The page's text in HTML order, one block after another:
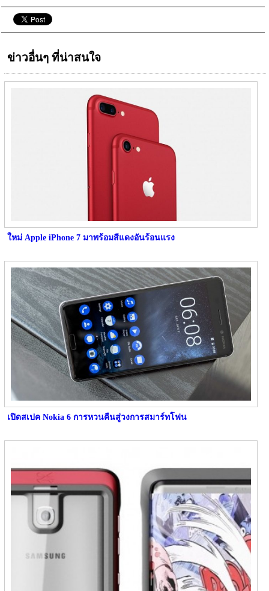
ข่าวอื่นๆ ที่น่าสนใจ
ใหม่ Apple iPhone 7 มาพร้อมสีแดงอันร้อนแรง
เปิดสเปค Nokia 6 การหวนคืนสู่วงการสมาร์ทโฟน